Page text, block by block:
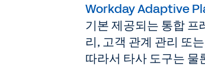
Workday Adaptive
기본 제공되는 통합
리, 고객 관계 관리 또
따라서 타사 도구는